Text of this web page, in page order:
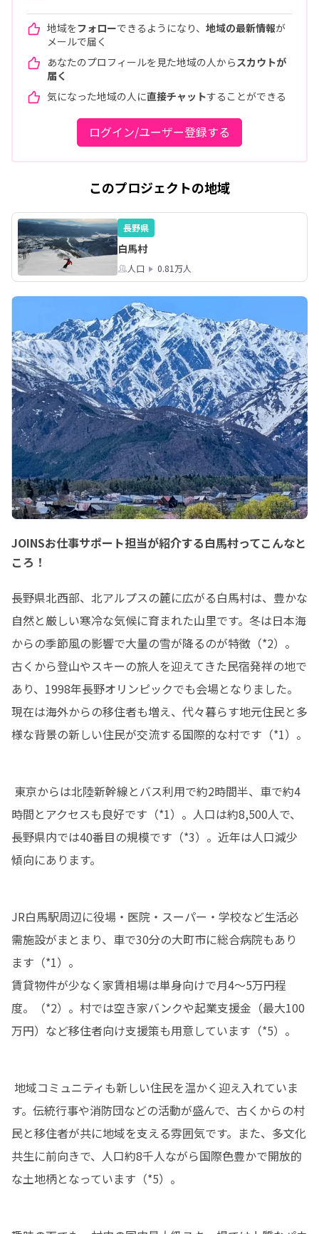
地域をフォローできるようになり、 地域の最新情報が
メールで届く
あなたのプロフィールを見た地域の人から スカウトが
届く
気になった地域の人に直接チャットすることができる
ログイン/ユーザー登録する
このプロジェクトの地域
長野県
白馬村
人口 0.81万人
JOINSお仕事サポート担当が紹介する白馬村ってこんなと
ころ！
長野県北西部、北アルプスの麓に広がる白馬村は、豊かな
自然と厳しい寒冷な気候に育まれた山里です。冬は日本海
からの季節風の影響で大量の雪が降るのが特徴（*2）。
古くから登山やスキーの旅人を迎えてきた民宿発祥の地で
あり、1998年長野オリンピックでも会場となりました。
現在は海外からの移住者も増え、代々暮らす地元住民と多
様な背景の新しい住民が交流する国際的な村です（*1）。
時間とアクセスも良好です（*1）。人口は約8,500人で、
長野県内では40番目の規模です（*3）。近年は人口減少
傾向にあります。
JR白馬駅周辺に役場・医院・スーパー・学校など生活必
需施設がまとまり、車で30分の大町市に総合病院もあり
ます（*1）。
賃貸物件が少なく家賃相場は単身向けで月4〜5万円程
度。（*2）。村では空き家バンクや起業支援金（最大100
万円）など移住者向け支援策も用意しています（*5）。
す。伝統行事や消防団などの活動が盛んで、古くからの村
民と移住者が共に地域を支える雰囲気です。また、多文化
共生に前向きで、人口約8千人ながら国際色豊かで開放的
な土地柄となっています（*5）。